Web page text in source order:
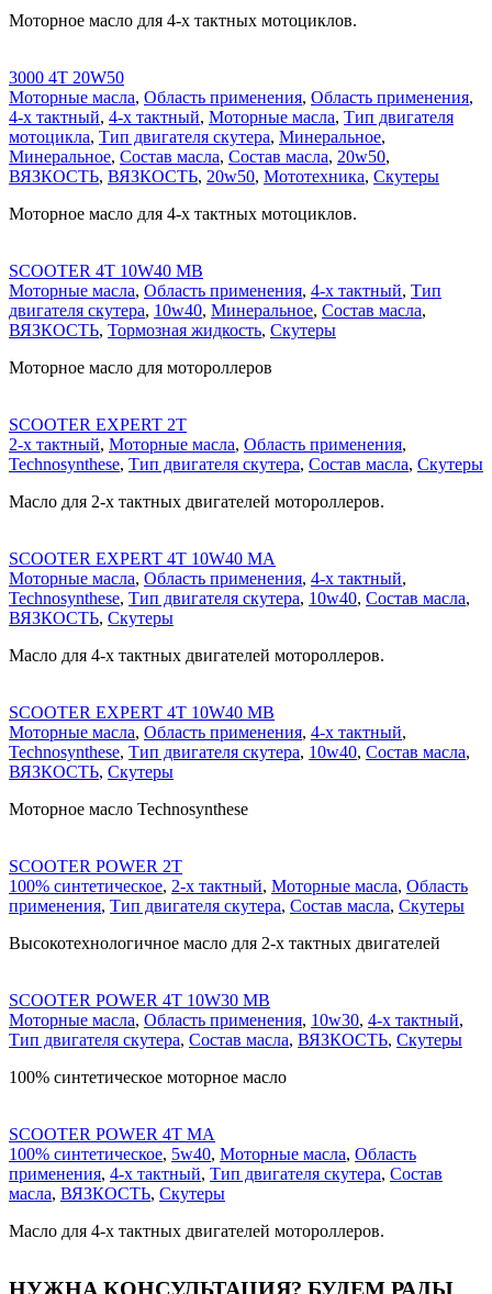
Моторное масло для 4-х тактных мотоциклов.
3000 4T 20W50
Моторные масла, Область применения, Область применения,
4-х тактный, 4-х тактный, Моторные масла, Тип двигателя
мотоцикла, Тип двигателя скутера, Минеральное,
Минеральное, Состав масла, Состав масла, 20w50,
ВЯЗКОСТЬ, ВЯЗКОСТЬ, 20w50, Мототехника, Скутеры
Моторное масло для 4-х тактных мотоциклов.
SCOOTER 4T 10W40 MB
Моторные масла, Область применения, 4-х тактный, Тип
двигателя скутера, 10w40, Минеральное, Состав масла,
ВЯЗКОСТЬ, Тормозная жидкость, Скутеры
Моторное масло для мотороллеров
SCOOTER EXPERT 2T
2-х тактный, Моторные масла, Область применения,
Technosynthese, Тип двигателя скутера, Состав масла, Скутеры
Масло для 2-х тактных двигателей мотороллеров.
SCOOTER EXPERT 4T 10W40 MA
Моторные масла, Область применения, 4-х тактный,
Technosynthese, Тип двигателя скутера, 10w40, Состав масла,
ВЯЗКОСТЬ, Скутеры
Масло для 4-х тактных двигателей мотороллеров.
SCOOTER EXPERT 4T 10W40 MB
Моторные масла, Область применения, 4-х тактный,
Technosynthese, Тип двигателя скутера, 10w40, Состав масла,
ВЯЗКОСТЬ, Скутеры
Моторное масло Technosynthese
SCOOTER POWER 2T
100% синтетическое, 2-х тактный, Моторные масла, Область
применения, Тип двигателя скутера, Состав масла, Скутеры
Высокотехнологичное масло для 2-х тактных двигателей
SCOOTER POWER 4T 10W30 MB
Моторные масла, Область применения, 10w30, 4-х тактный,
Тип двигателя скутера, Состав масла, ВЯЗКОСТЬ, Скутеры
100% синтетическое моторное масло
SCOOTER POWER 4T MA
100% синтетическое, 5w40, Моторные масла, Область
применения, 4-х тактный, Тип двигателя скутера, Состав
масла, ВЯЗКОСТЬ, Скутеры
Масло для 4-х тактных двигателей мотороллеров.
НУЖНА КОНСУЛЬТАЦИЯ? БУДЕМ РАДЫ